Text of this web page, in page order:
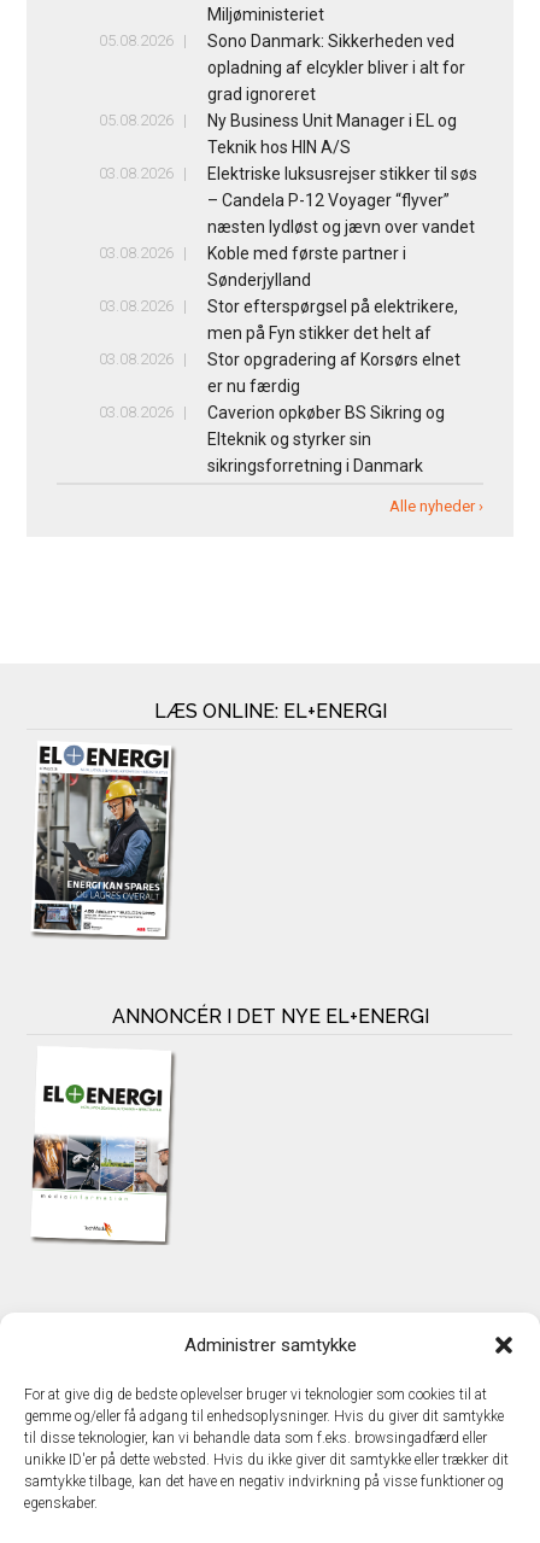
Administrer samtykke
For at give dig de bedste oplevelser bruger vi teknologier som cookies til at
gemme og/eller få adgang til enhedsoplysninger. Hvis du giver dit samtykke
til disse teknologier, kan vi behandle data som f.eks. browsingadfærd eller
unikke ID'er på dette websted. Hvis du ikke giver dit samtykke eller trækker dit
samtykke tilbage, kan det have en negativ indvirkning på visse funktioner og
egenskaber.
Miljøministeriet
05.08.2026
Sono Danmark: Sikkerheden ved
opladning af elcykler bliver i alt for
grad ignoreret
05.08.2026
Ny Business Unit Manager i EL og
Teknik hos HIN A/S
03.08.2026
Elektriske luksusrejser stikker til søs
– Candela P-12 Voyager “flyver”
næsten lydløst og jævn over vandet
03.08.2026
Koble med første partner i
Sønderjylland
03.08.2026
Stor efterspørgsel på elektrikere,
men på Fyn stikker det helt af
03.08.2026
Stor opgradering af Korsørs elnet
er nu færdig
03.08.2026
Caverion opkøber BS Sikring og
Elteknik og styrker sin
sikringsforretning i Danmark
Alle nyheder ›
LÆS ONLINE: EL+ENERGI
ANNONCÉR I DET NYE EL+ENERGI
TechMedia A/S
DK – 2600 Glostrup
www.techmedia.dk
Telefon: +45 43 24 26 28
E-mail:info@techmedia.dk